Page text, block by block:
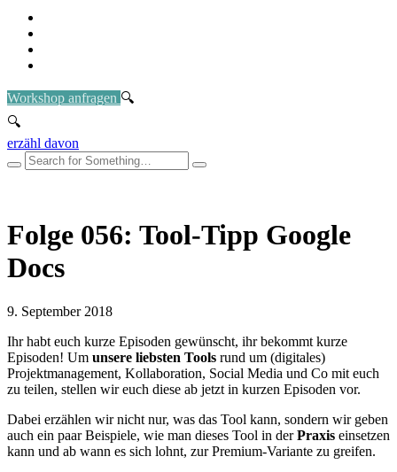
Workshop anfragen
erzähl davon
Folge 056: Tool-Tipp Google
Docs
9. September 2018
Ihr habt euch kurze Episoden gewünscht, ihr bekommt kurze
Episoden! Um unsere liebsten Tools rund um (digitales)
Projektmanagement, Kollaboration, Social Media und Co mit euch
zu teilen, stellen wir euch diese ab jetzt in kurzen Episoden vor.
Dabei erzählen wir nicht nur, was das Tool kann, sondern wir geben
auch ein paar Beispiele, wie man dieses Tool in derPraxis einsetzen
kann und ab wann es sich lohnt, zur Premium-Variante zu greifen.